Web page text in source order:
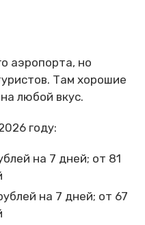
аэропорта, но
Там хорошие
любой вкус.
году:
на 7 дней; от 81
на 7 дней; от 67